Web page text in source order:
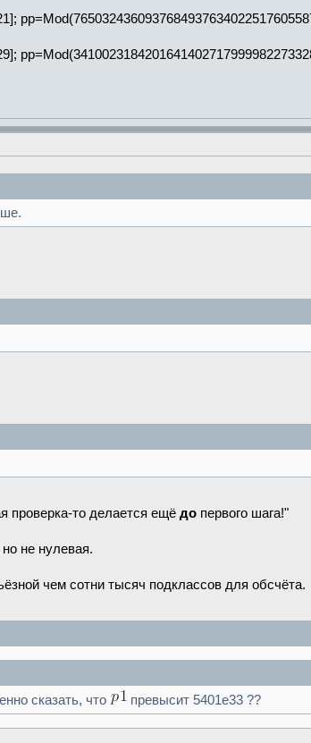
проверка-то делается ещё до первого шага!"
не нулевая.
чем сотни тысяч подклассов для обсчёта.
сказать, что превысит 5401e33 ??